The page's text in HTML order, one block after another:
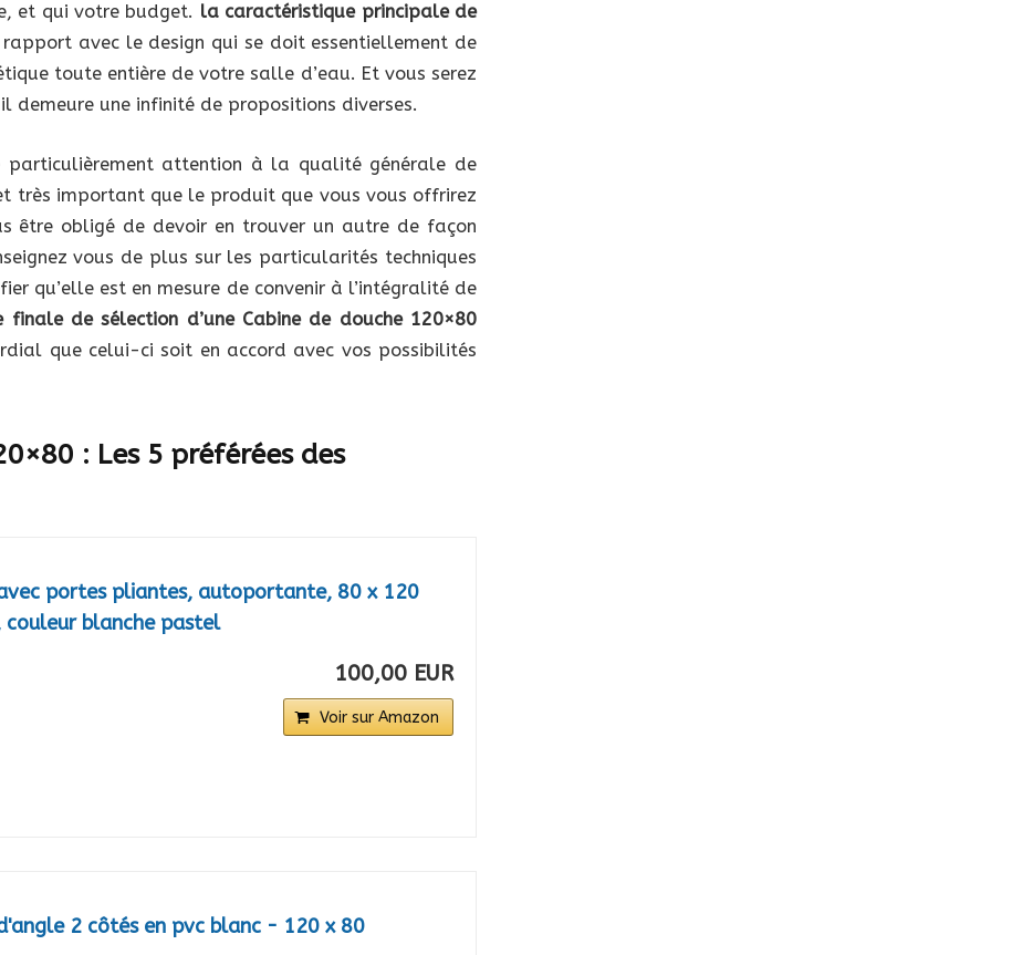
et qui votre budget. la caractéristique principale de
avec le design qui se doit essentiellement de
toute entière de votre salle d’eau. Et vous serez
demeure une infinité de propositions diverses.
attention à la qualité générale de
très important que le produit que vous vous offrirez
obligé de devoir en trouver un autre de façon
vous de plus sur les particularités techniques
qu’elle est en mesure de convenir à l’intégralité de
de sélection d’une Cabine de douche 120×80
que celui-ci soit en accord avec vos possibilités
: Les 5 préférées des
portes pliantes, autoportante, 80 x 120
couleur blanche pastel
100,00 EUR
Voir sur Amazon
2 côtés en pvc blanc - 120 x 80